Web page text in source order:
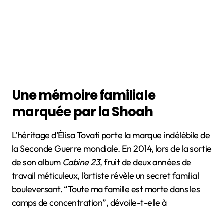
Une mémoire familiale
marquée par la Shoah
L’héritage d’Élisa Tovati porte la marque indélébile de
la Seconde Guerre mondiale. En 2014, lors de la sortie
de son album Cabine 23, fruit de deux années de
travail méticuleux, l’artiste révèle un secret familial
bouleversant. “Toute ma famille est morte dans les
camps de concentration”, dévoile-t-elle à